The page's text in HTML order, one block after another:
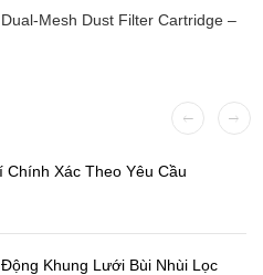
Mesh Dust Filter Cartridge –
Chính Xác Theo Yêu Cầu
Khung Lưới Bùi Nhùi Lọc